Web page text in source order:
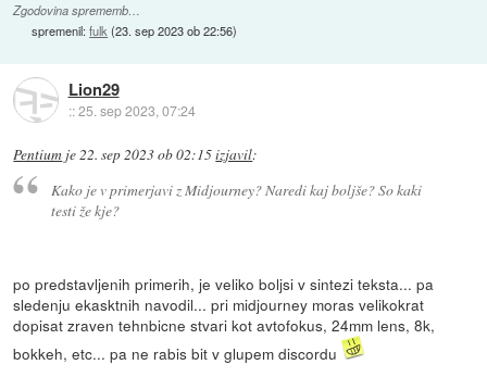
Zgodovina sprememb…
spremenil:fulk (23. sep 2023 ob 22:56)
Lion29
::25. sep 2023, 07:24
Pentium je 22. sep 2023 ob 02:15izjavil:
Kako je v primerjavi z Midjourney? Naredi kaj boljše? So kaki
testi že kje?
po predstavljenih primerih, je veliko boljsi v sintezi teksta... pa
sledenju ekasktnih navodil... pri midjourney moras velikokrat
dopisat zraven tehnbicne stvari kot avtofokus, 24mm lens, 8k,
bokkeh, etc... pa ne rabis bit v glupem discordu